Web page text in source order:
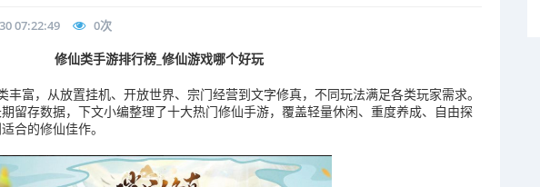
07:22:49 0次
修仙类手游排行榜_修仙游戏哪个好玩
丰富，从放置挂机、开放世界、宗门经营到文字修真，不同玩法满足各类玩家需求。
留存数据，下文小编整理了十大热门修仙手游，覆盖轻量休闲、重度养成、自由探
合的修仙佳作。